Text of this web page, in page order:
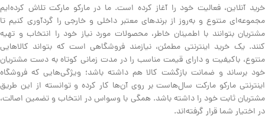
خرید آنلاین، فعالیت خود را آغاز کرده است. ما در مارکو مارکت تلاش کرده‌ایم
مجموعه‌ای متنوع و به‌روز از برندهای معتبر داخلی و خارجی را گردآوری کنیم تا
مشتریان بتوانند با اطمینان خاطر، محصولات مورد نیاز خود را انتخاب و تهیه
کنند. یک خرید اینترنتی مطمئن، نیازمند فروشگاهی است که بتواند کالاهایی
متنوع، باکیفیت و دارای قیمت مناسب را در مدت زمانی کوتاه به دست مشتریان
خود برساند و ضمانت بازگشت کالا هم داشته باشد؛ ویژگی‌هایی که فروشگاه
اینترنتی مارکو مارکت سال‌هاست بر روی آن‌ها کار کرده و توانسته از این طریق
مشتریان ثابت خود را داشته باشد. همگی با وسواس در انتخاب و تضمین اصالت،
در اختیار شما قرار گرفته‌اند.